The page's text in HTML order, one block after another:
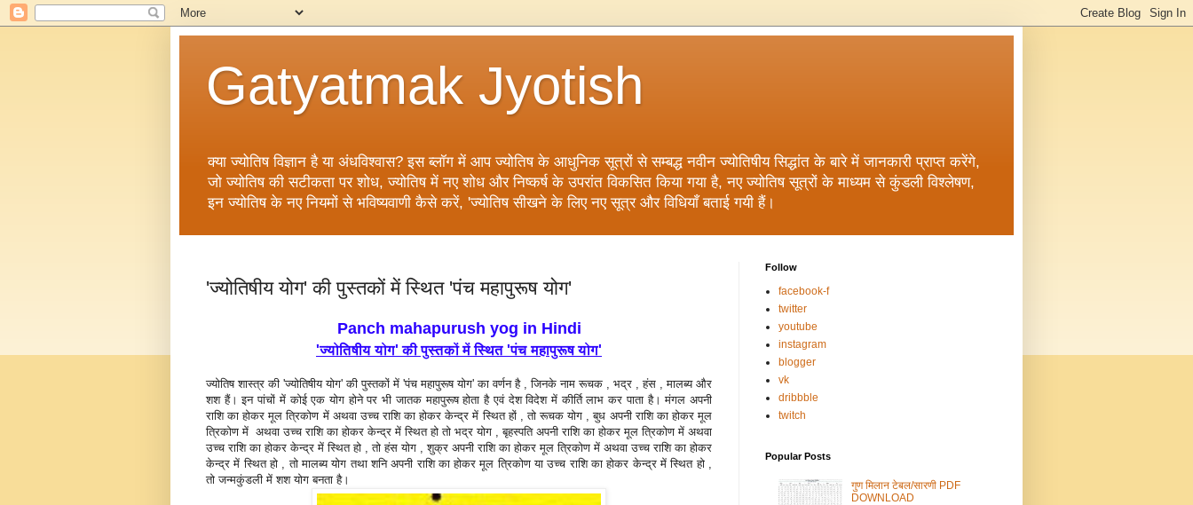
Gatyatmak Jyotish
क्या ज्योतिष विज्ञान है या अंधविश्वास? इस ब्लॉग में आप ज्योतिष के आधुनिक सूत्रों से सम्बद्ध नवीन ज्योतिषीय सिद्धांत के बारे में जानकारी प्राप्त करेंगे,
जो ज्योतिष की सटीकता पर शोध, ज्योतिष में नए शोध और निष्कर्ष के उपरांत विकसित किया गया है, नए ज्योतिष सूत्रों के माध्यम से कुंडली विश्लेषण,
इन ज्योतिष के नए नियमों से भविष्यवाणी कैसे करें, 'ज्योतिष सीखने के लिए नए सूत्र और विधियाँ बताई गयी हैं।
'ज्‍योतिषीय योग' की पुस्‍तकों में स्थित 'पंच महापुरूष योग'
Panch mahapurush yog in Hindi
'ज्‍योतिषीय योग' की पुस्‍तकों में स्थित 'पंच महापुरूष योग'
ज्‍योतिष शास्‍त्र की 'ज्‍योतिषीय योग' की पुस्‍तकों में 'पंच महापुरूष योग' का वर्णन है , जिनके नाम रूचक , भद्र , हंस , मालब्‍य और
शश हैं। इन पांचों में कोई एक योग होने पर भी जातक महापुरूष होता है एवं देश विदेश में कीर्ति लाभ कर पाता है। मंगल अपनी
राशि का होकर मूल त्रिकोण में अथवा उच्‍च राशि का होकर केन्‍द्र में स्थित हों , तो रूचक योग , बुध अपनी राशि का होकर मूल
त्रिकोण में अथवा उच्‍च राशि का होकर केन्‍द्र में स्थित हो तो भद्र योग , बृहस्‍पति अपनी राशि का होकर मूल त्रिकोण में अथवा
उच्‍च राशि का होकर केन्‍द्र में स्थित हो , तो हंस योग , शुक्र अपनी राशि का होकर मूल त्रिकोण में अथवा उच्‍च राशि का होकर
केन्‍द्र में स्थित हो , तो मालब्‍य योग तथा शनि अपनी राशि का होकर मूल त्रिकोण या उच्‍च राशि का होकर केन्‍द्र में स्थित हो ,
तो जन्‍मकुंडली में शश योग बनता है।
Follow
facebook-f
twitter
youtube
instagram
blogger
vk
dribbble
twitch
Popular Posts
गुण मिलान टेबल/सारणी PDF
DOWNLOAD